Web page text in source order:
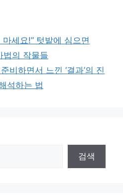
세요!” 텃밭에 심으면
법의 작물들
비하면서 느낀 ‘결과’의 진
석하는 법
검색